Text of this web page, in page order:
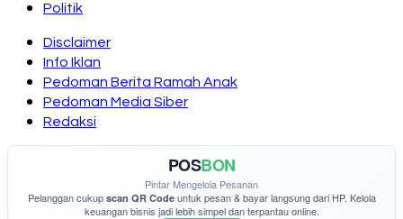
Politik
Disclaimer
Info Iklan
Pedoman Berita Ramah Anak
Pedoman Media Siber
Redaksi
POSBON
Pintar Mengelola Pesanan
Pelanggan cukup scan QR Codeuntuk pesan & bayar langsung dari HP. Kelola
keuangan bisnis jadi lebih simpel dan terpantau online.